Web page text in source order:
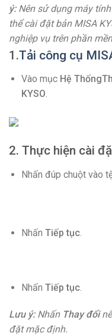
ý: Nên sử dụng máy
thể cài đặt bản MISA
nghiệp vụ trên phần
1.Tải công cụ
Vào mục Hệ Thống
KYSO.
2. Thực hiện cài
Nhấn đúp chuột vào
Nhấn Tiếp tục.
Nhấn Tiếp tục.
Lưu ý:Nhấn Thay đổi
đặt mặc định.